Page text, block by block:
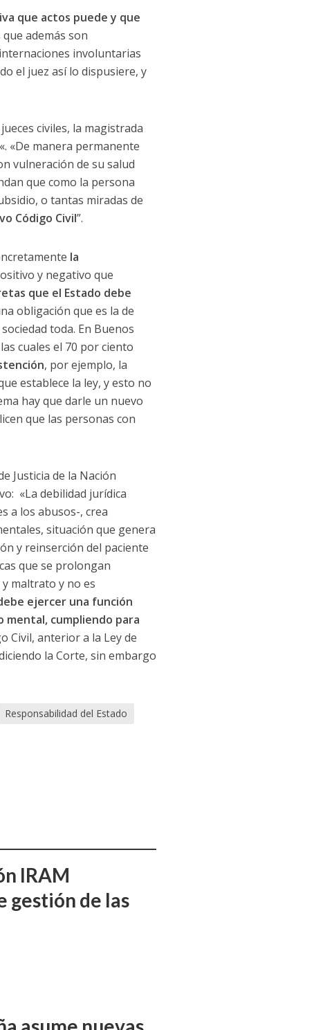
que actos puede y que
que además son
involuntarias
el juez así lo dispusiere, y
civiles, la magistrada
«. «De manera permanente
vulneración de su salud
que como la persona
o tantas miradas de
Código Civil”.
la
y negativo que
que el Estado debe
obligación que es la de
toda. En Buenos
cuales el 70 por ciento
, por ejemplo, la
establece la ley, y esto no
hay que darle un nuevo
que las personas con
Justicia de la Nación
«La debilidad jurídica
a los abusos-, crea
situación que genera
y reinserción del paciente
que se prolongan
maltrato y no es
ejercer una función
cumpliendo para
Civil, anterior a la Ley de
la Corte, sin embargo
Responsabilidad del Estado
IRAM
gestión de las